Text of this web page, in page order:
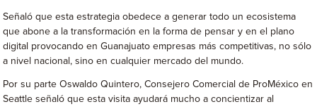
Señaló que esta estrategia obedece a generar todo un ecosistema
que abone a la transformación en la forma de pensar y en el plano
digital provocando en Guanajuato empresas más competitivas, no sólo
a nivel nacional, sino en cualquier mercado del mundo.
Por su parte Oswaldo Quintero, Consejero Comercial de ProMéxico en
Seattle señaló que esta visita ayudará mucho a concientizar al